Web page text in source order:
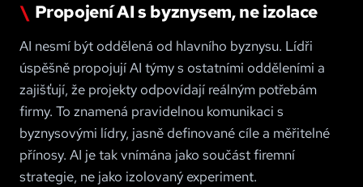
Propojení AI s byznysem, ne izolace
AI nesmí být oddělená od hlavního byznysu. Lídři
úspěšně propojují AI týmy s ostatními odděleními a
zajišťují, že projekty odpovídají reálným potřebám
firmy. To znamená pravidelnou komunikaci s
byznysovými lídry, jasně definované cíle a měřitelné
přínosy. AI je tak vnímána jako součást firemní
strategie, ne jako izolovaný experiment.